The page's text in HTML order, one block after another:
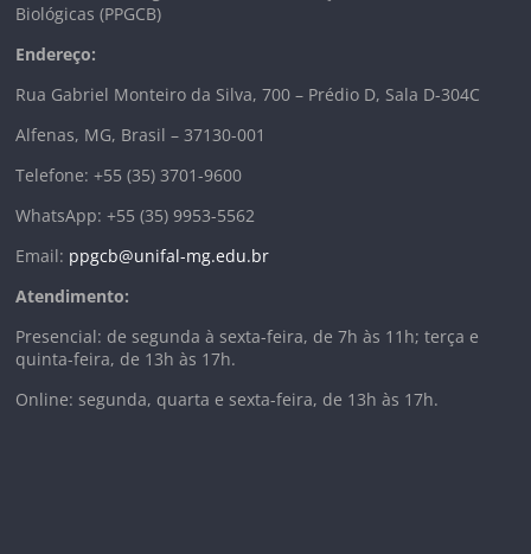
Biológicas (PPGCB)
Endereço:
Rua Gabriel Monteiro da Silva, 700 – Prédio D, Sala D-304C
Alfenas, MG, Brasil – 37130-001
Telefone: +55 (35) 3701-9600
WhatsApp: +55 (35) 9953-5562
Email: ppgcb@unifal-mg.edu.br
Atendimento:
Presencial: de segunda à sexta-feira, de 7h às 11h; terça e
quinta-feira, de 13h às 17h.
Online: segunda, quarta e sexta-feira, de 13h às 17h.